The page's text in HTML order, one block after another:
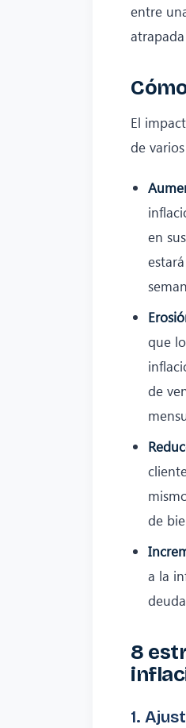
entre
El
de
en
que
de
de
a la
8
1.